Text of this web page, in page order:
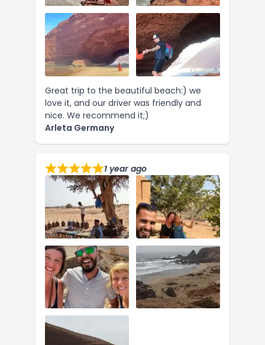
Great trip to the beautiful beach:) we
love it, and our driver was friendly and
nice. We recommend it;)
Arleta Germany
1 year ago